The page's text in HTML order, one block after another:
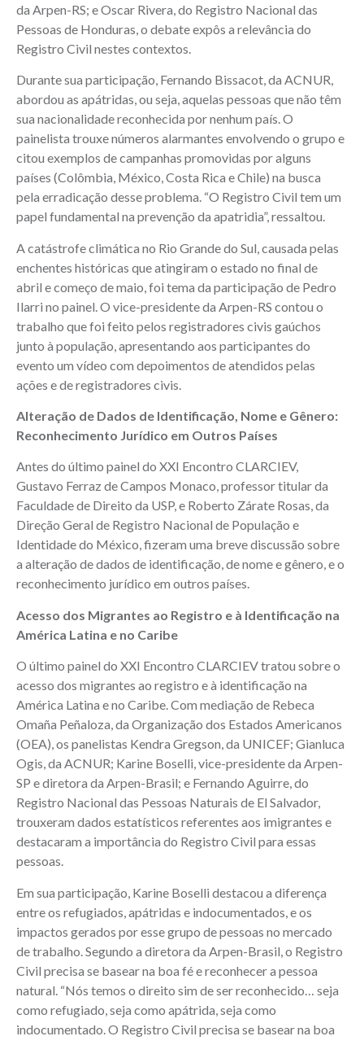
da Arpen-RS; e Oscar Rivera, do Registro Nacional das
Pessoas de Honduras, o debate expôs a relevância do
Registro Civil nestes contextos.
Durante sua participação, Fernando Bissacot, da ACNUR,
abordou as apátridas, ou seja, aquelas pessoas que não têm
sua nacionalidade reconhecida por nenhum país. O
painelista trouxe números alarmantes envolvendo o grupo e
citou exemplos de campanhas promovidas por alguns
países (Colômbia, México, Costa Rica e Chile) na busca
pela erradicação desse problema. “O Registro Civil tem um
papel fundamental na prevenção da apatridia”, ressaltou.
A catástrofe climática no Rio Grande do Sul, causada pelas
enchentes históricas que atingiram o estado no final de
abril e começo de maio, foi tema da participação de Pedro
Ilarri no painel. O vice-presidente da Arpen-RS contou o
trabalho que foi feito pelos registradores civis gaúchos
junto à população, apresentando aos participantes do
evento um vídeo com depoimentos de atendidos pelas
ações e de registradores civis.
Alteração de Dados de Identificação, Nome e Gênero:
Reconhecimento Jurídico em Outros Países
Antes do último painel do XXI Encontro CLARCIEV,
Gustavo Ferraz de Campos Monaco, professor titular da
Faculdade de Direito da USP, e Roberto Zárate Rosas, da
Direção Geral de Registro Nacional de População e
Identidade do México, fizeram uma breve discussão sobre
a alteração de dados de identificação, de nome e gênero, e o
reconhecimento jurídico em outros países.
Acesso dos Migrantes ao Registro e à Identificação na
América Latina e no Caribe
O último painel do XXI Encontro CLARCIEV tratou sobre o
acesso dos migrantes ao registro e à identificação na
América Latina e no Caribe. Com mediação de Rebeca
Omaña Peñaloza, da Organização dos Estados Americanos
(OEA), os panelistas Kendra Gregson, da UNICEF; Gianluca
Ogis, da ACNUR; Karine Boselli, vice-presidente da Arpen-
SP e diretora da Arpen-Brasil; e Fernando Aguirre, do
Registro Nacional das Pessoas Naturais de El Salvador,
trouxeram dados estatísticos referentes aos imigrantes e
destacaram a importância do Registro Civil para essas
pessoas.
Em sua participação, Karine Boselli destacou a diferença
entre os refugiados, apátridas e indocumentados, e os
impactos gerados por esse grupo de pessoas no mercado
de trabalho. Segundo a diretora da Arpen-Brasil, o Registro
Civil precisa se basear na boa fé e reconhecer a pessoa
natural. “Nós temos o direito sim de ser reconhecido… seja
como refugiado, seja como apátrida, seja como
indocumentado. O Registro Civil precisa se basear na boa